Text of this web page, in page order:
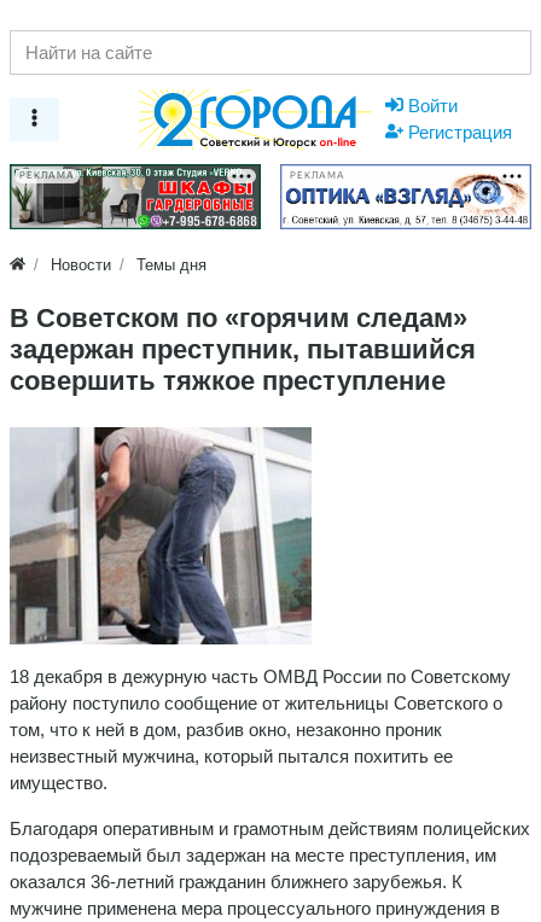
Войти
Регистрация
РЕКЛАМА РЕКЛАМА
Новости Темы дня
В Советском по «горячим следам»
задержан преступник, пытавшийся
совершить тяжкое преступление
18 декабря в дежурную часть ОМВД России по Советскому
району поступило сообщение от жительницы Советского о
том, что к ней в дом, разбив окно, незаконно проник
неизвестный мужчина, который пытался похитить ее
имущество.
Благодаря оперативным и грамотным действиям полицейских
подозреваемый был задержан на месте преступления, им
оказался 36-летний гражданин ближнего зарубежья. К
мужчине применена мера процессуального принуждения в